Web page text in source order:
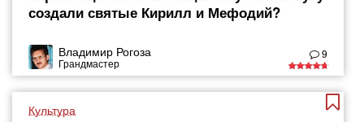
создали святые Кирилл и Мефодий?
Владимир Рогоза
Грандмастер
9
Культура